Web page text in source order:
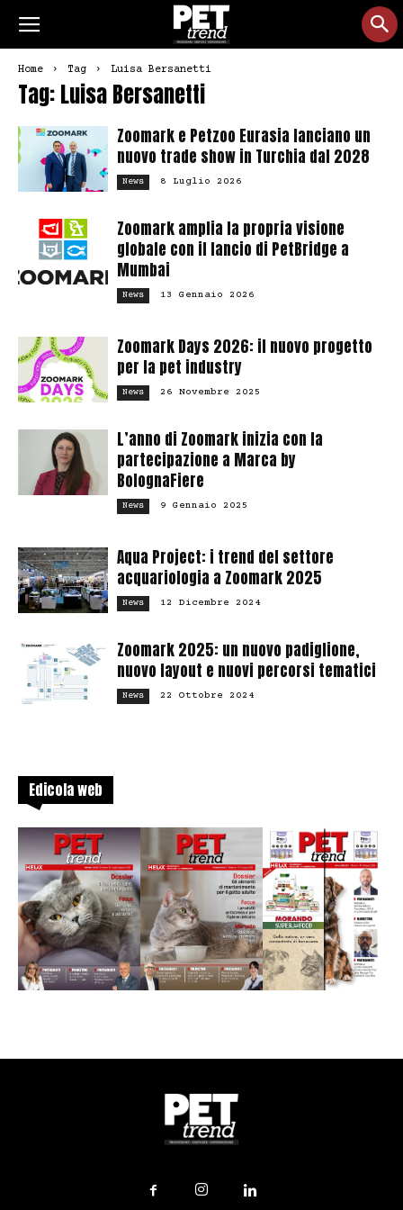
Home Tag Luisa Bersanetti
Tag: Luisa Bersanetti
Zoomark e Petzoo Eurasia lanciano un
nuovo trade show in Turchia dal 2028
News 8 Luglio 2026
Zoomark amplia la propria visione
globale con il lancio di PetBridge a
Mumbai
News 13 Gennaio 2026
Zoomark Days 2026: il nuovo progetto
per la pet industry
News 26 Novembre 2025
L’anno di Zoomark inizia con la
partecipazione a Marca by
BolognaFiere
News 9 Gennaio 2025
Aqua Project: i trend del settore
acquariologia a Zoomark 2025
News 12 Dicembre 2024
Zoomark 2025: un nuovo padiglione,
nuovo layout e nuovi percorsi tematici
News 22 Ottobre 2024
Edicola web